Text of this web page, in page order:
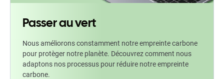
Passer au vert
Nous améliorons constamment notre empreinte carbone
pour protèger notre planète. Découvrez comment nous
adaptons nos processus pour réduire notre empreinte
carbone.